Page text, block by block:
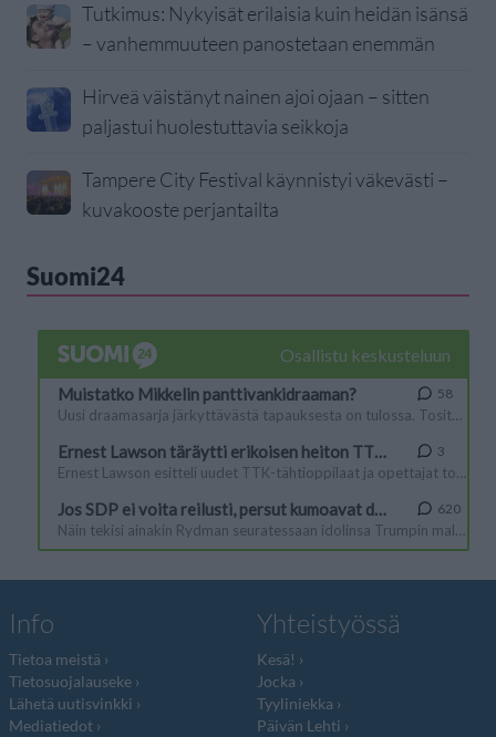
Tutkimus: Nykyisät erilaisia kuin heidän isänsä
– vanhemmuuteen panostetaan enemmän
Hirveä väistänyt nainen ajoi ojaan – sitten
paljastui huolestuttavia seikkoja
Tampere City Festival käynnistyi väkevästi –
kuvakooste perjantailta
Suomi24
Info
Tietoa meistä
Tietosuojalauseke
Lähetä uutisvinkki
Mediatiedot
Yhteistyössä
Kesä!
Jocka
Tyyliniekka
Päivän Lehti